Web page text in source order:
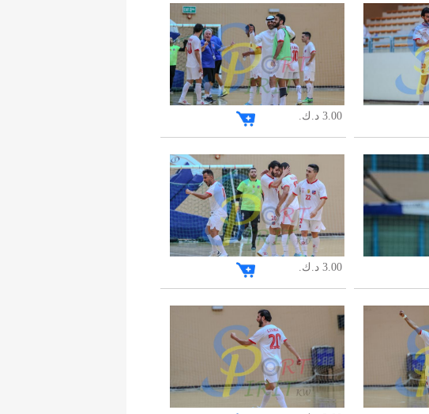
3.00 د.ك.
3.00 د.ك.